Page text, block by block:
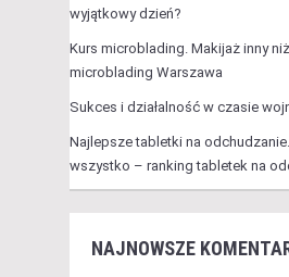
wyjątkowy dzień?
Kurs microblading. Makijaż inny
microblading Warszawa
Sukces i działalność w czasie
Najlepsze tabletki na
wszystko – ranking tabletek na
NAJNOWSZE